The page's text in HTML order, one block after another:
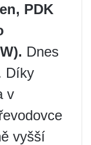
PDK
Dnes
Díky
v
vyšší